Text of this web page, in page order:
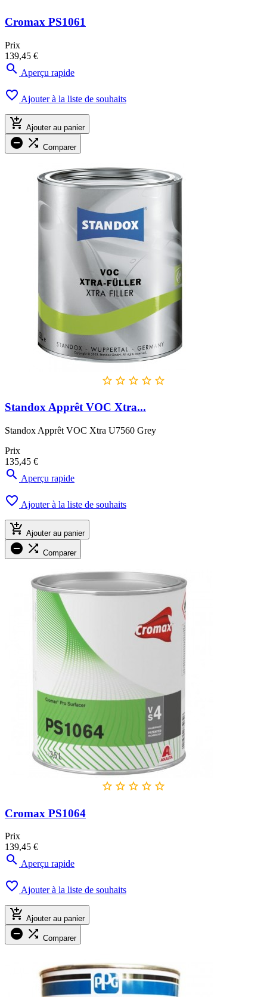
Cromax PS1061
Prix
139,45 €
 Aperçu rapide
 Ajouter à la liste de souhaits
 Ajouter au panier
  Comparer
    
Standox Apprêt VOC Xtra...
Standox Apprêt VOC Xtra U7560 Grey
Prix
135,45 €
 Aperçu rapide
 Ajouter à la liste de souhaits
 Ajouter au panier
  Comparer
    
Cromax PS1064
Prix
139,45 €
 Aperçu rapide
 Ajouter à la liste de souhaits
 Ajouter au panier
  Comparer